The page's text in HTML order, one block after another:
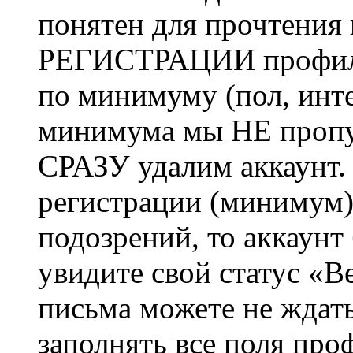
понятен для
РЕГИСТРАЦИИ профиль
по минимуму (пол,
минимума мы НЕ
СРАЗУ удалим
регистрации
подозрений, то
увидите свой статус
письма можете не
заполнять все поля